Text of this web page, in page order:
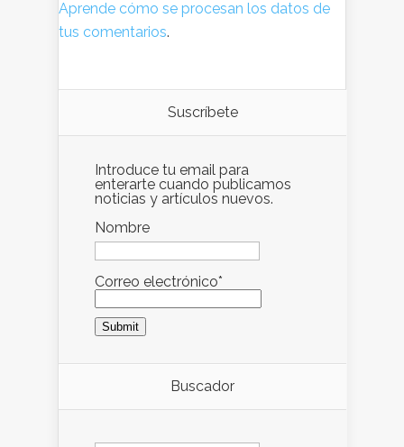
Aprende cómo se procesan los datos de
tus comentarios.
Suscríbete
Introduce tu email para
enterarte cuando publicamos
noticias y artículos nuevos.
Nombre
Correo electrónico*
Buscador
Buscar: